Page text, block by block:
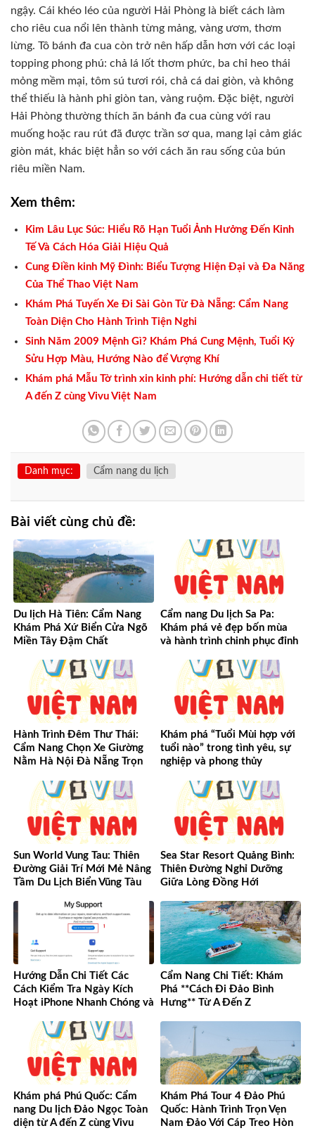
ngậy. Cái khéo léo của người Hải Phòng là biết cách làm
cho riêu cua nổi lên thành từng mảng, vàng ươm, thơm
lừng. Tô bánh đa cua còn trở nên hấp dẫn hơn với các loại
topping phong phú: chả lá lốt thơm phức, ba chỉ heo thái
mỏng mềm mại, tôm sú tươi rói, chả cá dai giòn, và không
thể thiếu là hành phi giòn tan, vàng ruộm. Đặc biệt, người
Hải Phòng thường thích ăn bánh đa cua cùng với rau
muống hoặc rau rút đã được trần sơ qua, mang lại cảm giác
giòn mát, khác biệt hẳn so với cách ăn rau sống của bún
riêu miền Nam.
Xem thêm:
Kim Lâu Lục Súc: Hiểu Rõ Hạn Tuổi Ảnh Hưởng Đến Kinh
Tế Và Cách Hóa Giải Hiệu Quả
Cung Điền kinh Mỹ Đình: Biểu Tượng Hiện Đại và Đa Năng
Của Thể Thao Việt Nam
Khám Phá Tuyến Xe Đi Sài Gòn Từ Đà Nẵng: Cẩm Nang
Toàn Diện Cho Hành Trình Tiện Nghi
Sinh Năm 2009 Mệnh Gì? Khám Phá Cung Mệnh, Tuổi Kỷ
Sửu Hợp Màu, Hướng Nào để Vượng Khí
Khám phá Mẫu Tờ trình xin kinh phí: Hướng dẫn chi tiết từ
A đến Z cùng Vivu Việt Nam
Danh mục: Cẩm nang du lịch
Bài viết cùng chủ đề:
Du lịch Hà Tiên: Cẩm Nang
Khám Phá Xứ Biển Cửa Ngõ
Miền Tây Đậm Chất
Cẩm nang Du lịch Sa Pa:
Khám phá vẻ đẹp bốn mùa
và hành trình chinh phục đỉnh
Hành Trình Đêm Thư Thái:
Cẩm Nang Chọn Xe Giường
Nằm Hà Nội Đà Nẵng Trọn
Khám phá “Tuổi Mùi hợp với
tuổi nào” trong tình yêu, sự
nghiệp và phong thủy
Sun World Vung Tau: Thiên
Đường Giải Trí Mới Mẻ Nâng
Tầm Du Lịch Biển Vũng Tàu
Sea Star Resort Quảng Bình:
Thiên Đường Nghỉ Dưỡng
Giữa Lòng Đồng Hới
Hướng Dẫn Chi Tiết Các
Cách Kiểm Tra Ngày Kích
Hoạt iPhone Nhanh Chóng và
Cẩm Nang Chi Tiết: Khám
Phá **Cách Đi Đảo Bình
Hưng** Từ A Đến Z
Khám phá Phú Quốc: Cẩm
nang Du lịch Đảo Ngọc Toàn
diện từ A đến Z cùng Vivu
Khám Phá Tour 4 Đảo Phú
Quốc: Hành Trình Trọn Vẹn
Nam Đảo Với Cáp Treo Hòn